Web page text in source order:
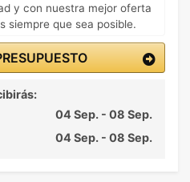
y con nuestra mejor oferta
siempre que sea posible.
04 Sep. - 08 Sep.
04 Sep. - 08 Sep.